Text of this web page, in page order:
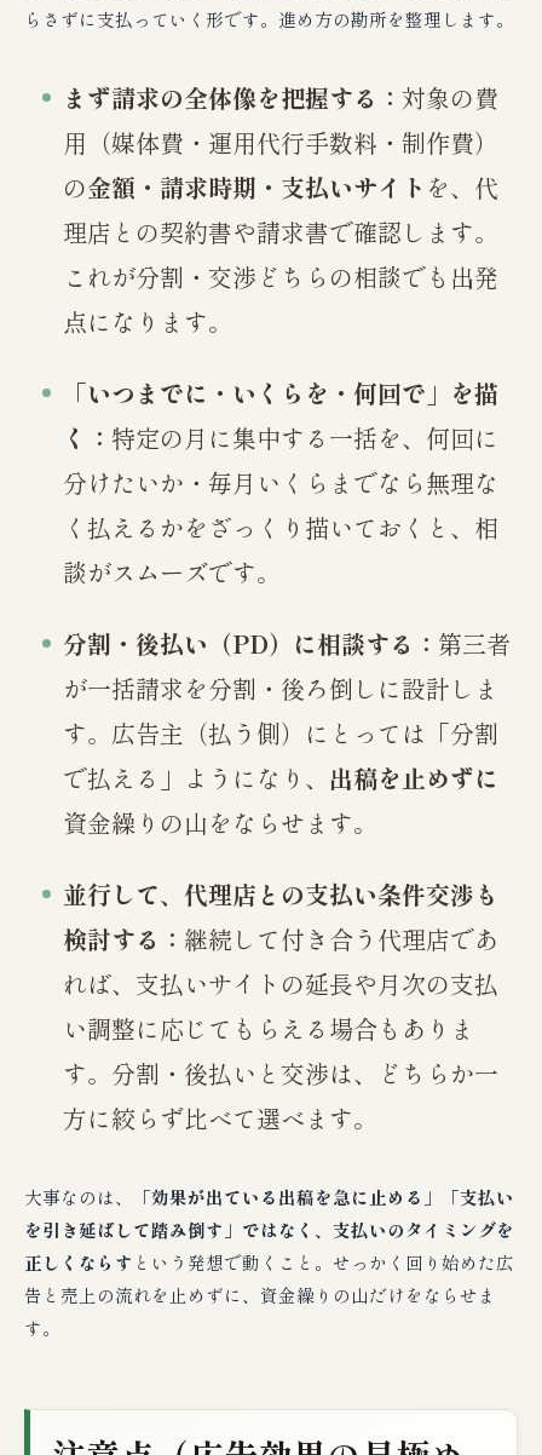
らさずに支払っていく形です。進め方の勘所を整理します。
まず請求の全体像を把握する： 対象の費
用（媒体費・運用代行手数料・制作費）
の金額・請求時期・支払いサイト を、代
理店との契約書や請求書で確認します。
これが分割・交渉どちらの相談でも出発
点になります。
「いつまでに・いくらを・何回で」を描
く： 特定の月に集中する一括を、何回に
分けたいか・毎月いくらまでなら無理な
く払えるかをざっくり描いておくと、相
談がスムーズです。
分割・後払い（PD）に相談する： 第三者
が一括請求を分割・後ろ倒しに設計しま
す。広告主（払う側）にとっては「分割
で払える」ようになり、 出稿を止めずに
資金繰りの山をならせます。
並行して、代理店との支払い条件交渉も
検討する： 継続して付き合う代理店であ
れば、支払いサイトの延長や月次の支払
い調整に応じてもらえる場合もありま
す。分割・後払いと交渉は、どちらか一
方に絞らず比べて選べます。
大事なのは、
「効果が出ている出稿を急に止める」「支払い
を引き延ばして踏み倒す」ではなく、支払いのタイミングを
正しくならす という発想で動くこと。せっかく回り始めた広
告と売上の流れを止めずに、資金繰りの山だけをならせま
す。